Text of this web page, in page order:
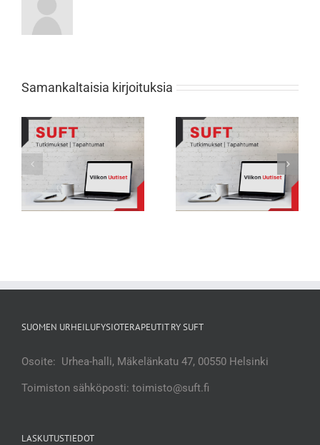
Samankaltaisia kirjoituksia
Viikon Uutiset 232: Tarkkana selän
rasitusmurtumien kanssa
Viikon Uutiset 231: Nuorten
urheilijoiden biologisessa
kehityksessä suuria eroja
SUOMEN URHEILUFYSIOTERAPEUTIT RY SUFT
Osoite: Urhea-halli, Mäkelänkatu 47, 00550 Helsinki
Toimiston sähköposti: toimisto@suft.fi
LASKUTUSTIEDOT